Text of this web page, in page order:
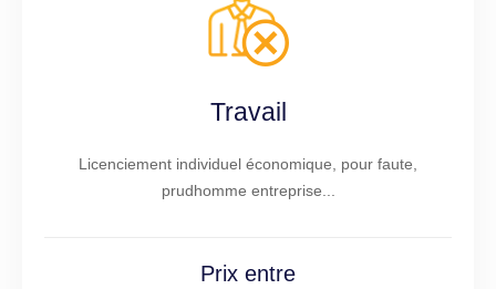
Travail
Licenciement individuel économique, pour faute,
prudhomme entreprise...
Prix entre